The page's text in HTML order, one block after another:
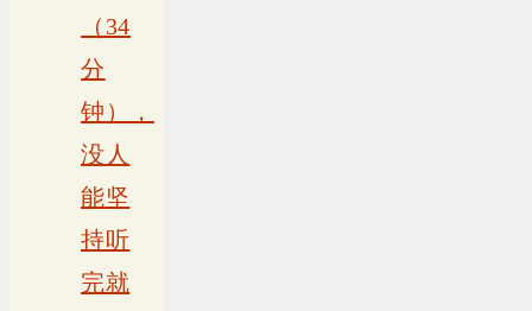
（34
分
钟），
没人
能坚
持听
完就